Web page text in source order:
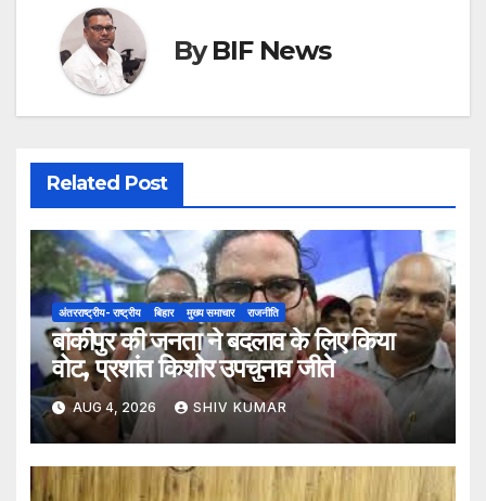
ByBIF News
Related Post
अंतरराष्ट्रीय- राष्ट्रीय बिहार मुख्य समाचार राजनीति
बांकीपुर की जनता ने बदलाव के लिए किया
वोट, प्रशांत किशोर उपचुनाव जीते
AUG 4, 2026 SHIV KUMAR